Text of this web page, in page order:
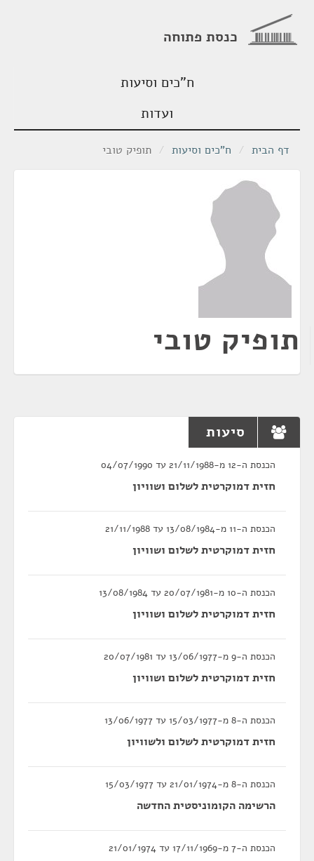
כנסת פתוחה
ח"כים וסיעות
ועדות
דף הבית / ח"כים וסיעות / תופיק טובי
תופיק טובי
סיעות
הכנסת ה-12 מ-21/11/1988 עד 04/07/1990
חזית דמוקרטית לשלום ושוויון
הכנסת ה-11 מ-13/08/1984 עד 21/11/1988
חזית דמוקרטית לשלום ושוויון
הכנסת ה-10 מ-20/07/1981 עד 13/08/1984
חזית דמוקרטית לשלום ושוויון
הכנסת ה-9 מ-13/06/1977 עד 20/07/1981
חזית דמוקרטית לשלום ושוויון
הכנסת ה-8 מ-15/03/1977 עד 13/06/1977
חזית דמוקרטית לשלום ולשוויון
הכנסת ה-8 מ-21/01/1974 עד 15/03/1977
הרשימה הקומוניסטית החדשה
הכנסת ה-7 מ-17/11/1969 עד 21/01/1974